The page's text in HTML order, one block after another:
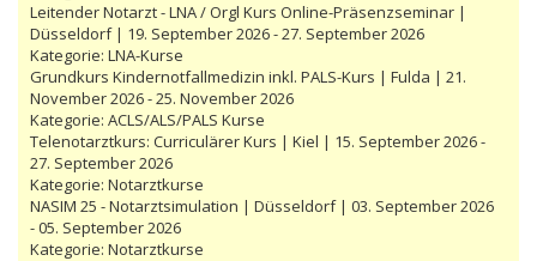
Leitender Notarzt - LNA / Orgl Kurs Online-Präsenzseminar |
Düsseldorf | 19. September 2026 - 27. September 2026
Kategorie: LNA-Kurse
Grundkurs Kindernotfallmedizin inkl. PALS-Kurs | Fulda | 21.
November 2026 - 25. November 2026
Kategorie: ACLS/ALS/PALS Kurse
Telenotarztkurs: Curriculärer Kurs | Kiel | 15. September 2026 -
27. September 2026
Kategorie: Notarztkurse
NASIM 25 - Notarztsimulation | Düsseldorf | 03. September 2026
- 05. September 2026
Kategorie: Notarztkurse